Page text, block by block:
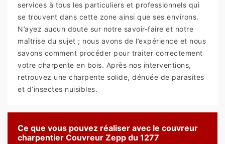
services à tous les particuliers et professionnels qui
se trouvent dans cette zone ainsi que ses environs.
N’ayez aucun doute sur notre savoir-faire et notre
maîtrise du sujet ; nous avons de l’expérience et nous
savons comment procéder pour traiter correctement
votre charpente en bois. Après nos interventions,
retrouvez une charpente solide, dénuée de parasites
et d’insectes nuisibles.
Ce que vous pouvez réaliser avec le couvreur
charpentier Couvreur Zepp du 1277